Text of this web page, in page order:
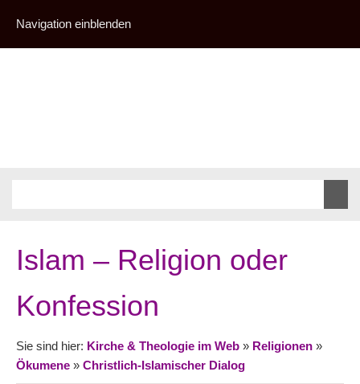
Navigation einblenden
Islam – Religion oder
Konfession
Sie sind hier: Kirche & Theologie im Web » Religionen »
Ökumene » Christlich-Islamischer Dialog